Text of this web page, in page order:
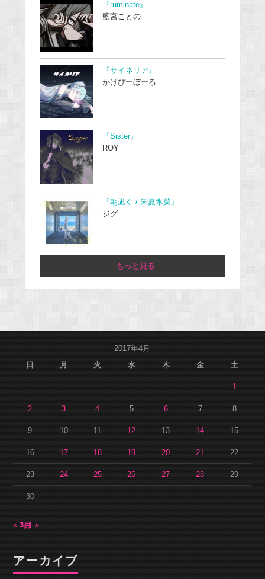
『ruminate』
藍宮ことの
『サイネリア』
かげぴーぼーる
『Sister』
ROY
『朝凪ぐ / 朱夏氷菓』
ジグ
...もっと見る
2017年4月
日
月 火 水 木 金 土
1
2 3 4 5 6 7 8
9 10 11 12 13 14 15
16 17 18 19 20 21 22
23 24 25 26 27 28 29
30
« 3月5月 »
アーカイブ